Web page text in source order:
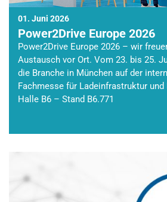
01. Juni 2026
Power2Drive Europe 2026
Power2Drive Europe 2026 – wir
Austausch vor Ort. Vom 23. bis 25.
die Branche in München auf der
Fachmesse für Ladeinfrastruktur
Halle B6 – Stand B6.771